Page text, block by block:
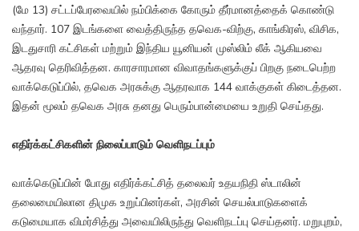
(மே 13) சட்டப்பேரவையில் நம்பிக்கை கோரும் தீர்மானத்தைக் கொண்டு
வந்தார். 107 இடங்களை வைத்திருந்த தவெக-விற்கு, காங்கிரஸ், விசிக,
இடதுசாரி கட்சிகள் மற்றும் இந்திய யூனியன் முஸ்லிம் லீக் ஆகியவை
ஆதரவு தெரிவித்தன. காரசாரமான விவாதங்களுக்குப் பிறகு நடைபெற்ற
வாக்கெடுப்பில், தவெக அரசுக்கு ஆதரவாக 144 வாக்குகள் கிடைத்தன.
இதன் மூலம் தவெக அரசு தனது பெரும்பான்மையை உறுதி செய்தது.
எதிர்க்கட்சிகளின் நிலைப்பாடும் வெளிநடப்பும்
வாக்கெடுப்பின் போது எதிர்க்கட்சித் தலைவர் உதயநிதி ஸ்டாலின்
தலைமையிலான திமுக உறுப்பினர்கள், அரசின் செயல்பாடுகளைக்
கடுமையாக விமர்சித்து அவையிலிருந்து வெளிநடப்பு செய்தனர். மறுபுறம்,